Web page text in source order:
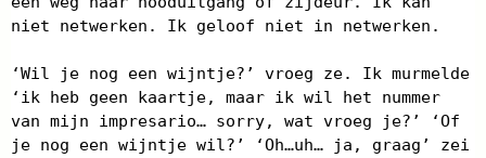
niet netwerken. Ik geloof niet in netwerken.
‘Wil je nog een wijntje?’ vroeg ze. Ik murmelde
‘ik heb geen kaartje, maar ik wil het nummer
van mijn impresario… sorry, wat vroeg je?’ ‘Of
je nog een wijntje wil?’ ‘Oh…uh… ja, graag’ zei